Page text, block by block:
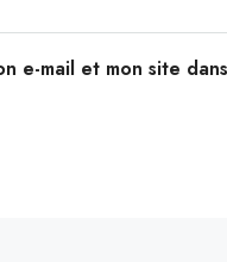
e-mail et mon site